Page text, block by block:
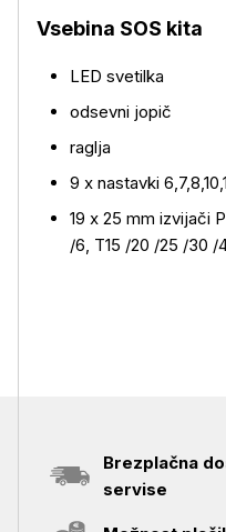
Več o izdelku
Vsebina SOS kita
LED svetilka
odsevni jopič
raglja
9 x nastavki
19 x 25 mm izvijači
/6, T15 /20 /25 /30 /
Brezplačna
servise